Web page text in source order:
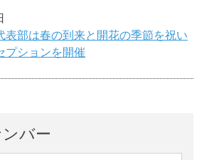
バー
表部は春の到来と開花の季節を祝い
プションを開催